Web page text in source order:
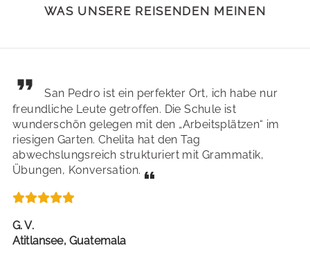
WAS UNSERE REISENDEN MEINEN
San Pedro ist ein perfekter Ort, ich habe nur
freundliche Leute getroffen. Die Schule ist
wunderschön gelegen mit den „Arbeitsplätzen“ im
riesigen Garten. Chelita hat den Tag
abwechslungsreich strukturiert mit Grammatik,
Übungen, Konversation.
G. V.
Atitlansee, Guatemala